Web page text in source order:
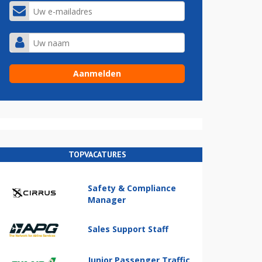
TOPVACATURES
Safety & Compliance
Manager
Sales Support Staff